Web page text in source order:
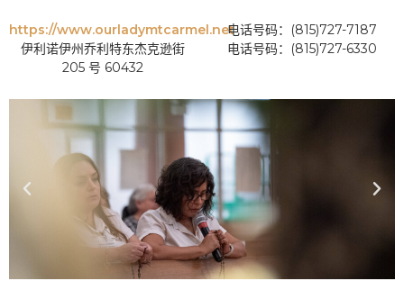
https://www.ourladymtcarmel.net
伊利诺伊州乔利特东杰克逊街
205 号 60432
电话号码：(815)727-7187
电话号码：(815)727-6330